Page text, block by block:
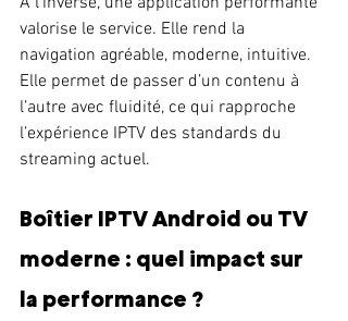
valorise le service. Elle rend la
navigation agréable, moderne, intuitive.
Elle permet de passer d’un contenu à
l’autre avec fluidité, ce qui rapproche
l’expérience IPTV des standards du
streaming actuel.
Boîtier IPTV Android ou TV
moderne : quel impact sur
la performance ?